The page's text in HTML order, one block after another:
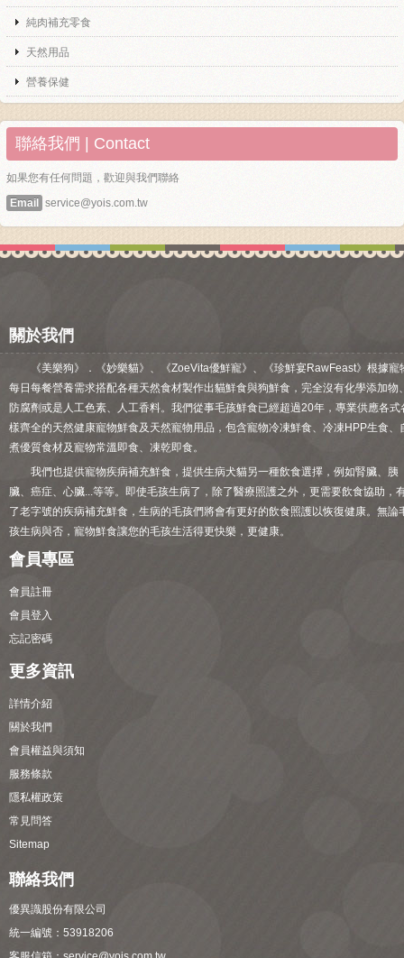
純肉補充零食
天然用品
營養保健
聯絡我們 | Contact
如果您有任何問題，歡迎與我們聯絡
Email
service@yois.com.tw
關於我們
《美樂狗》．《妙樂貓》、《ZoeVita優鮮寵》、《珍鮮宴RawFeast》根據寵
每日每餐營養需求搭配各種天然食材製作出貓鮮食與狗鮮食，完全沒有化學添加物
防腐劑或是人工色素、人工香料。我們從事毛孩鮮食已經超過20年，專業供應各式
樣齊全的天然健康寵物鮮食及天然寵物用品，包含寵物冷凍鮮食、冷凍HPP生食、
煮優質食材及寵物常溫即食、凍乾即食。
我們也提供寵物疾病補充鮮食，提供生病犬貓另一種飲食選擇，例如腎臟、胰
臟、癌症、心臟...等等。即使毛孩生病了，除了醫療照護之外，更需要飲食協助，
了老字號的疾病補充鮮食，生病的毛孩們將會有更好的飲食照護以恢復健康。無論
孩生病與否，寵物鮮食讓您的毛孩生活得更快樂，更健康。
會員專區
會員註冊
會員登入
忘記密碼
更多資訊
詳情介紹
關於我們
會員權益與須知
服務條款
隱私權政策
常見問答
Sitemap
聯絡我們
優異識股份有限公司
統一編號：53918206